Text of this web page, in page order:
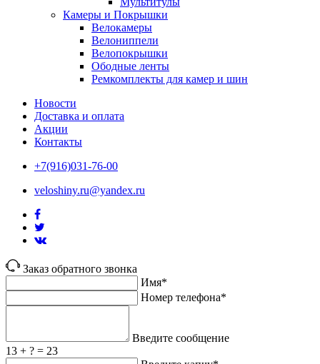
Камеры и Покрышки
Велокамеры
Велониппели
Велопокрышки
Ободные ленты
Ремкомплекты для камер и шин
Новости
Доставка и оплата
Акции
Контакты
+7(916)031-76-00
veloshiny.ru@yandex.ru
Заказ обратного звонка
Имя*
Номер телефона*
Введите сообщение
13 + ? = 23